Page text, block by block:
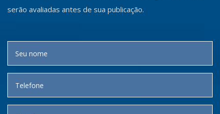
serão avaliadas antes de sua publicação.